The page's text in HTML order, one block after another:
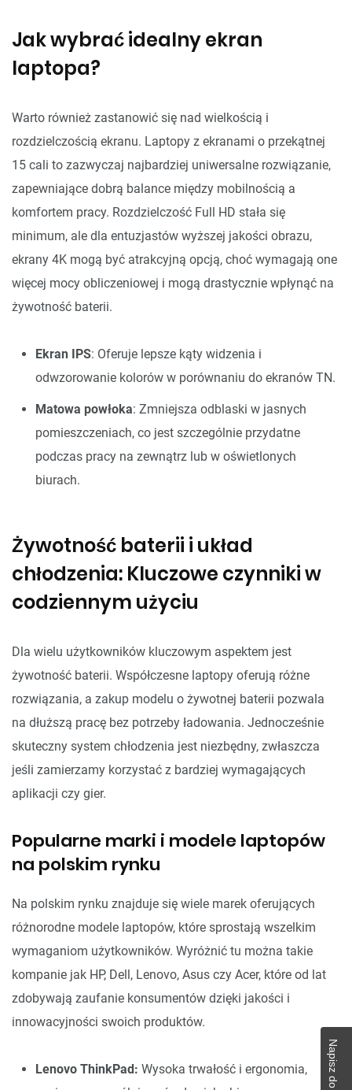
Jak wybrać idealny ekran
laptopa?
Warto również zastanowić się nad wielkością i
rozdzielczością ekranu. Laptopy z ekranami o przekątnej
15 cali to zazwyczaj najbardziej uniwersalne rozwiązanie,
zapewniające dobrą balance między mobilnością a
komfortem pracy. Rozdzielczość Full HD stała się
minimum, ale dla entuzjastów wyższej jakości obrazu,
ekrany 4K mogą być atrakcyjną opcją, choć wymagają one
więcej mocy obliczeniowej i mogą drastycznie wpłynąć na
żywotność baterii.
Ekran IPS: Oferuje lepsze kąty widzenia i
odwzorowanie kolorów w porównaniu do ekranów TN.
Matowa powłoka: Zmniejsza odblaski w jasnych
pomieszczeniach, co jest szczególnie przydatne
podczas pracy na zewnątrz lub w oświetlonych
biurach.
Żywotność baterii i układ
chłodzenia: Kluczowe czynniki w
codziennym użyciu
Dla wielu użytkowników kluczowym aspektem jest
żywotność baterii. Współczesne laptopy oferują różne
rozwiązania, a zakup modelu o żywotnej baterii pozwala
na dłuższą pracę bez potrzeby ładowania. Jednocześnie
skuteczny system chłodzenia jest niezbędny, zwłaszcza
jeśli zamierzamy korzystać z bardziej wymagających
aplikacji czy gier.
Popularne marki i modele laptopów
na polskim rynku
Na polskim rynku znajduje się wiele marek oferujących
różnorodne modele laptopów, które sprostają wszelkim
wymaganiom użytkowników. Wyróżnić tu można takie
kompanie jak HP, Dell, Lenovo, Asus czy Acer, które od lat
zdobywają zaufanie konsumentów dzięki jakości i
innowacyjności swoich produktów.
Lenovo ThinkPad: Wysoka trwałość i ergonomia,